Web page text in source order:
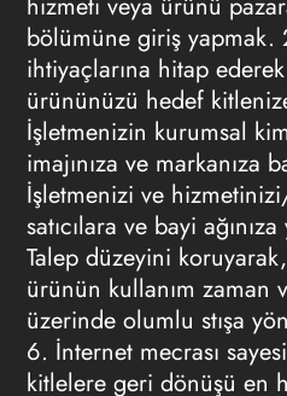
bölümüne giriş yapmak.
ihtiyaçlarına hitap
ürününüzü hedef
İşletmenizin kurumsal
imajınıza ve markanıza
İşletmenizi ve
satıcılara ve bayi
Talep düzeyini
ürünün kullanım zaman
üzerinde olumlu stışa
6. İnternet mecrası
kitlelere geri dönüşü en